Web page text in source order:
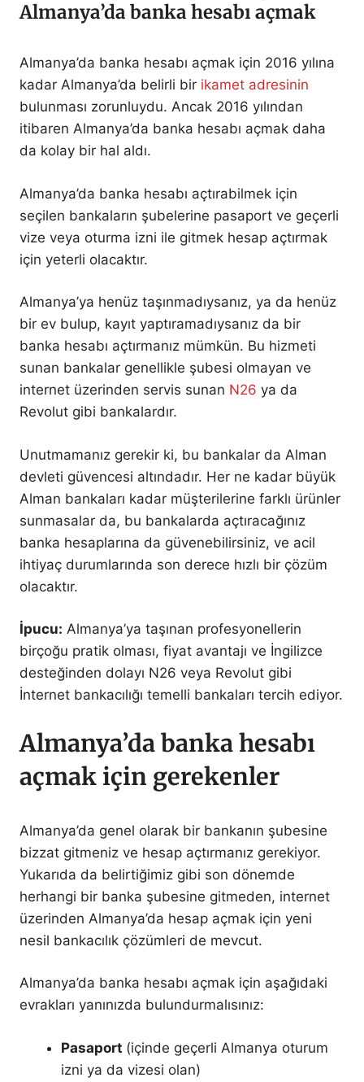
Almanya’da banka hesabı açmak
Almanya’da banka hesabı açmak için 2016 yılına
kadar Almanya’da belirli bir ikamet adresinin
bulunması zorunluydu. Ancak 2016 yılından
itibaren Almanya’da banka hesabı açmak daha
da kolay bir hal aldı.
Almanya’da banka hesabı açtırabilmek için
seçilen bankaların şubelerine pasaport ve geçerli
vize veya oturma izni ile gitmek hesap açtırmak
için yeterli olacaktır.
Almanya’ya henüz taşınmadıysanız, ya da henüz
bir ev bulup, kayıt yaptıramadıysanız da bir
banka hesabı açtırmanız mümkün. Bu hizmeti
sunan bankalar genellikle şubesi olmayan ve
internet üzerinden servis sunan N26 ya da
Revolut gibi bankalardır.
Unutmamanız gerekir ki, bu bankalar da Alman
devleti güvencesi altındadır. Her ne kadar büyük
Alman bankaları kadar müşterilerine farklı ürünler
sunmasalar da, bu bankalarda açtıracağınız
banka hesaplarına da güvenebilirsiniz, ve acil
ihtiyaç durumlarında son derece hızlı bir çözüm
olacaktır.
İpucu: Almanya’ya taşınan profesyonellerin
birçoğu pratik olması, fiyat avantajı ve İngilizce
desteğinden dolayı N26 veya Revolut gibi
İnternet bankacılığı temelli bankaları tercih ediyor.
Almanya’da banka hesabı
açmak için gerekenler
Almanya’da genel olarak bir bankanın şubesine
bizzat gitmeniz ve hesap açtırmanız gerekiyor.
Yukarıda da belirtiğimiz gibi son dönemde
herhangi bir banka şubesine gitmeden, internet
üzerinden Almanya’da hesap açmak için yeni
nesil bankacılık çözümleri de mevcut.
Almanya’da banka hesabı açmak için aşağıdaki
evrakları yanınızda bulundurmalısınız:
Pasaport (içinde geçerli Almanya oturum
izni ya da vizesi olan)